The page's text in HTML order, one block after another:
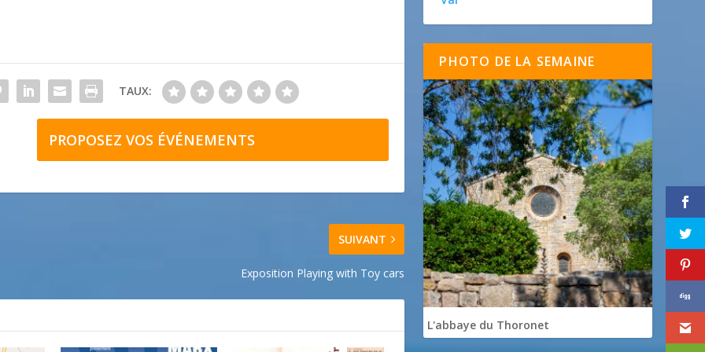
TAUX:
PROPOSEZ VOS ÉVÉNEMENTS
SUIVANT
Exposition Playing with Toy cars
PHOTO DE LA SEMAINE
L'abbaye du Thoronet